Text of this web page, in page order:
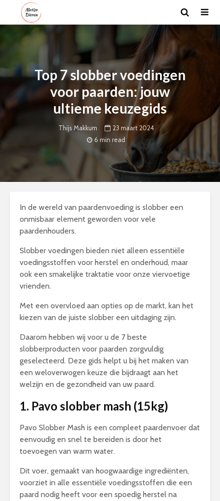
Top 7 slobber voedingen
voor paarden: jouw
ultieme keuzegids
Thijs Makkum
23 maart 2024
6 min read
In de wereld van paardenvoeding is slobber een
onmisbaar element geworden voor vele
paardenhouders.
Slobber voedingen bieden niet alleen essentiële
voedingsstoffen voor herstel en onderhoud, maar
ook een smakelijke traktatie voor onze viervoetige
vrienden.
Met een overvloed aan opties op de markt, kan het
kiezen van de juiste slobber een uitdaging zijn.
Daarom hebben wij voor u de 7 beste
slobberproducten voor paarden zorgvuldig
geselecteerd. Deze gids helpt u bij het maken van
een weloverwogen keuze die bijdraagt aan het
welzijn en de gezondheid van uw paard.
1. Pavo slobber mash (15kg)
Pavo Slobber Mash is een compleet paardenvoer dat
eenvoudig en snel te bereiden is door het
toevoegen van warm water.
Dit voer, gemaakt van hoogwaardige ingrediënten,
voorziet in alle essentiële voedingsstoffen die een
paard nodig heeft voor een spoedig herstel na